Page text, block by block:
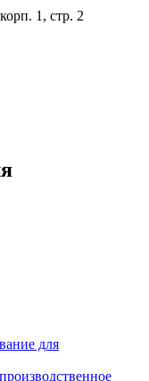
1, стр. 2
для